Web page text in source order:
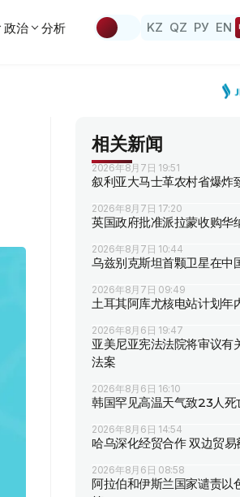
政治 分析 KZ QZ РУ EN
相关新闻
2026年8月7日 19:51
叙利亚大马士革农村省爆炸
2026年8月7日 17:20
英国政府批准派拉蒙收购华
2026年8月7日 10:44
乌兹别克斯坦首颗卫星在中
2026年8月7日 09:49
土耳其阿库尤核电站计划年
2026年8月6日 19:47
亚美尼亚宪法法院将审议有
法案
2026年8月6日 16:10
韩国罕见高温天气致23人死
2026年8月6日 14:54
哈乌深化经贸合作 双边贸
2026年8月6日 08:58
阿拉伯和伊斯兰国家谴责以